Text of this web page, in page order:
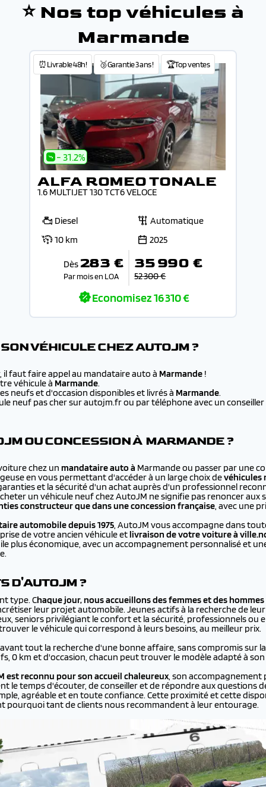
⭐ Nos top véhicules à
Marmande
⏰Livrable 48h! 🥉Garantie 3 ans ! 🏆Top ventes
- 31.2%
ALFA ROMEO TONALE
1.6 MULTIJET 130 TCT6 VELOCE
Diesel
Automatique
10 km
2025
Dès 283 €
Par mois en LOA
35 990 €
52 300 €
Economisez16 310 €
VÉHICULE CHEZ AUTOJM ?
faut faire appel au mandataire auto à Marmande !
véhicule à Marmande.
neufs et d'occasion disponibles et livrés à Marmande.
neuf pas cher sur autojm.fr ou par téléphone avec un conseiller
OU CONCESSION À MARMANDE ?
chez un mandataire auto à Marmande ou passer par une
en vous permettant d'accéder à un large choix devéhicules
et la sécurité d'un achat auprès d'un professionnel
un véhicule neuf chez AutoJM ne signifie pas renoncer
constructeur que dans une concession française, avec une
automobile depuis 1975, AutoJM vous accompagne dans
de votre ancien véhicule etlivraison de votre voiture à
plus économique, avec un accompagnement personnalisé et
D'AUTOJM ?
type. Chaque jour, nous accueillons des femmes et des
leur projet automobile. Jeunes actifs à la recherche de
seniors privilégiant le confort et la sécurité, professionnels ou
le véhicule qui correspond à leurs besoins, au meilleur prix.
tout la recherche d'une bonne affaire, sans compromis sur
0 km et d'occasion, chacun peut trouver le modèle adapté à
est reconnu pour son accueil chaleureux, son
le temps d'écouter, de conseiller et de répondre aux questions
agréable et en toute confiance. Cette proximité et cette
pourquoi tant de clients nous recommandent à leur entourage.